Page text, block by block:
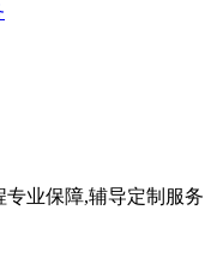
业保障,辅导定制服务